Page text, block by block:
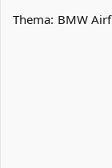
Thema: BMW